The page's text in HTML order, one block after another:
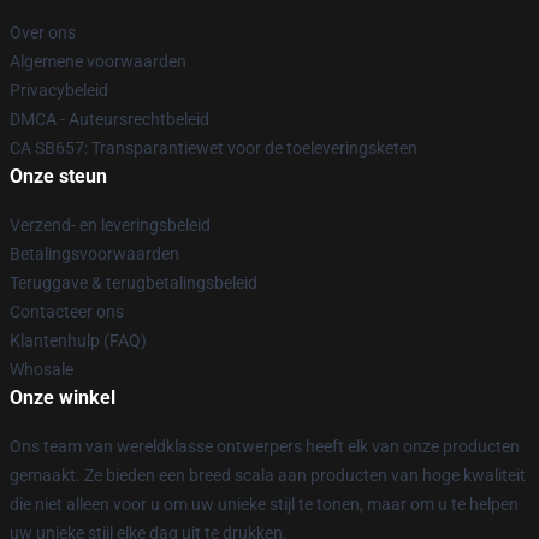
Over ons
Algemene voorwaarden
Privacybeleid
DMCA - Auteursrechtbeleid
CA SB657: Transparantiewet voor de toeleveringsketen
Onze steun
Verzend- en leveringsbeleid
Betalingsvoorwaarden
Teruggave & terugbetalingsbeleid
Contacteer ons
Klantenhulp (FAQ)
Whosale
Onze winkel
Ons team van wereldklasse ontwerpers heeft elk van onze producten
gemaakt. Ze bieden een breed scala aan producten van hoge kwaliteit
die niet alleen voor u om uw unieke stijl te tonen, maar om u te helpen
uw unieke stijl elke dag uit te drukken.